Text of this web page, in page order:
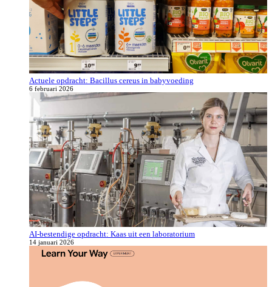
Actuele opdracht: Bacillus cereus in babyvoeding
6 februari 2026
AI-bestendige opdracht: Kaas uit een laboratorium
14 januari 2026